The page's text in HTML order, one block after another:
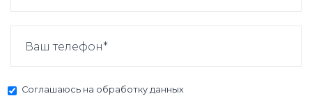
Соглашаюсь на обработку данных